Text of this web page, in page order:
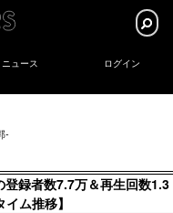
ニュース ログイン
-
録者数7.7万＆再生回数1.3
ム推移】